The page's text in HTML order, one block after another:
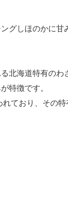
グしほのかに
北海道特有のわ
特徴です。
ており、その